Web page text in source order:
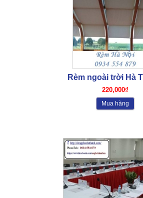
Rèm ngoài trời Hà
03
220,000₫
Mua hàng